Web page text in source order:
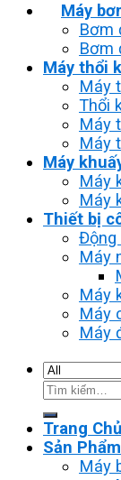
Máy
Bơm
Bơm
Máy thổi
Máy
Thổi
Máy
Máy
Máy
Máy
Máy
Thiết bị
Động
Máy
Máy
Máy
Máy
Tìm
kiếm:
Trang Chủ
Sản Phẩm
Máy